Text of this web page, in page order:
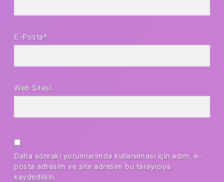
E-Posta*
Web Sitesi
Daha sonraki yorumlarımda kullanılması için adım, e-
posta adresim ve site adresim bu tarayıcıya
kaydedilsin.